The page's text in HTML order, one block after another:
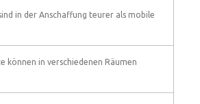
in der Anschaffung teurer als mobile
können in verschiedenen Räumen